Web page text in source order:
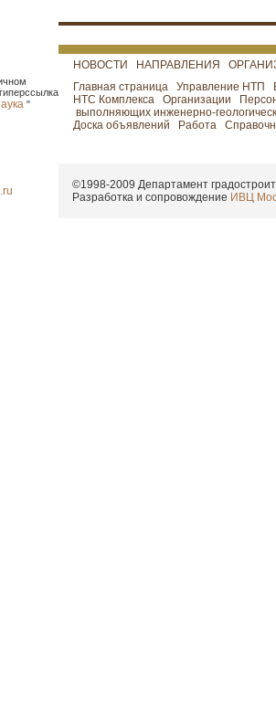
"
НОВОСТИ НАПРАВЛЕНИЯ
Главная страница
Управление НТП
НТС Комплекса
Организации
выполняющих инженерно-
Доска объявлений
Работа
©1998-2009 Департамент
Разработка и сопровождение ИВЦ